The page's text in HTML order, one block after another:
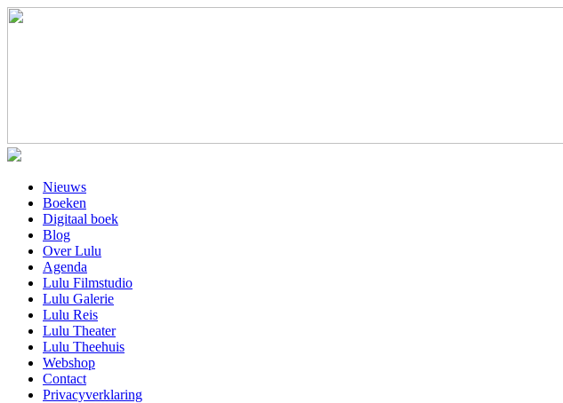
Nieuws
Boeken
Digitaal boek
Blog
Over Lulu
Agenda
Lulu Filmstudio
Lulu Galerie
Lulu Reis
Lulu Theater
Lulu Theehuis
Webshop
Contact
Privacyverklaring